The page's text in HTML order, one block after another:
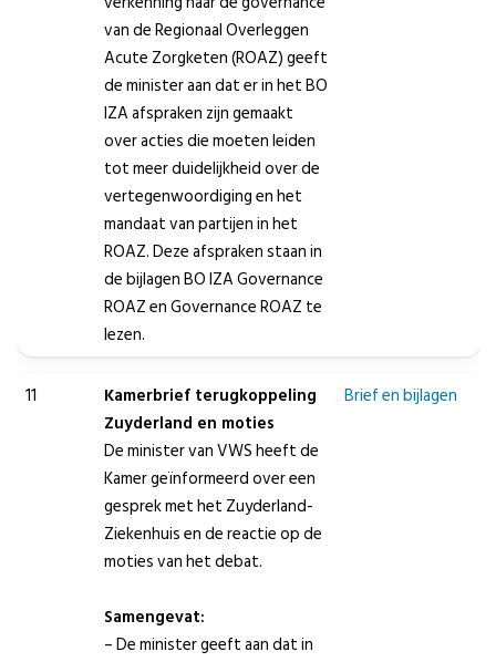
van de Regionaal Overleggen
Acute Zorgketen (ROAZ) geeft
de minister aan dat er in het BO
IZA afspraken zijn gemaakt
over acties die moeten leiden
tot meer duidelijkheid over de
vertegenwoordiging en het
mandaat van partijen in het
ROAZ. Deze afspraken staan in
de bijlagen BO IZA Governance
ROAZ en Governance ROAZ te
lezen.
11
Kamerbrief terugkoppeling
Zuyderland en moties
De minister van VWS heeft de
Kamer geïnformeerd over een
gesprek met het Zuyderland-
Ziekenhuis en de reactie op de
moties van het debat.
Samengevat:
– De minister geeft aan dat in
Brief en bijlagen